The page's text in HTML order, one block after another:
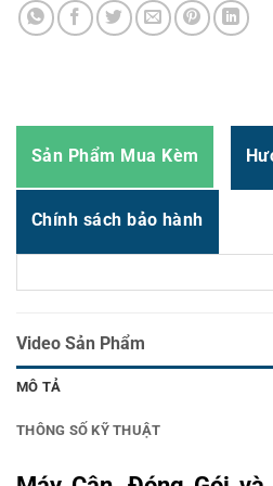
Thời gian:Từ 8h-17h30 Thứ 2
Sản Phẩm Mua Kèm
Chính sách bảo hành
Video Sản Phẩm
MÔ TẢ
THÔNG SỐ KỸ THUẬT